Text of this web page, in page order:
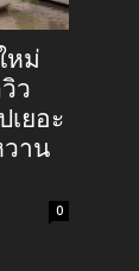
หม่
ว
เยอะ
าน
0